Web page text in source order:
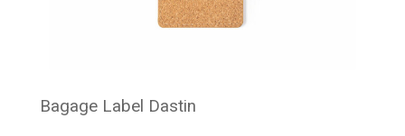
Bagage Label Dastin